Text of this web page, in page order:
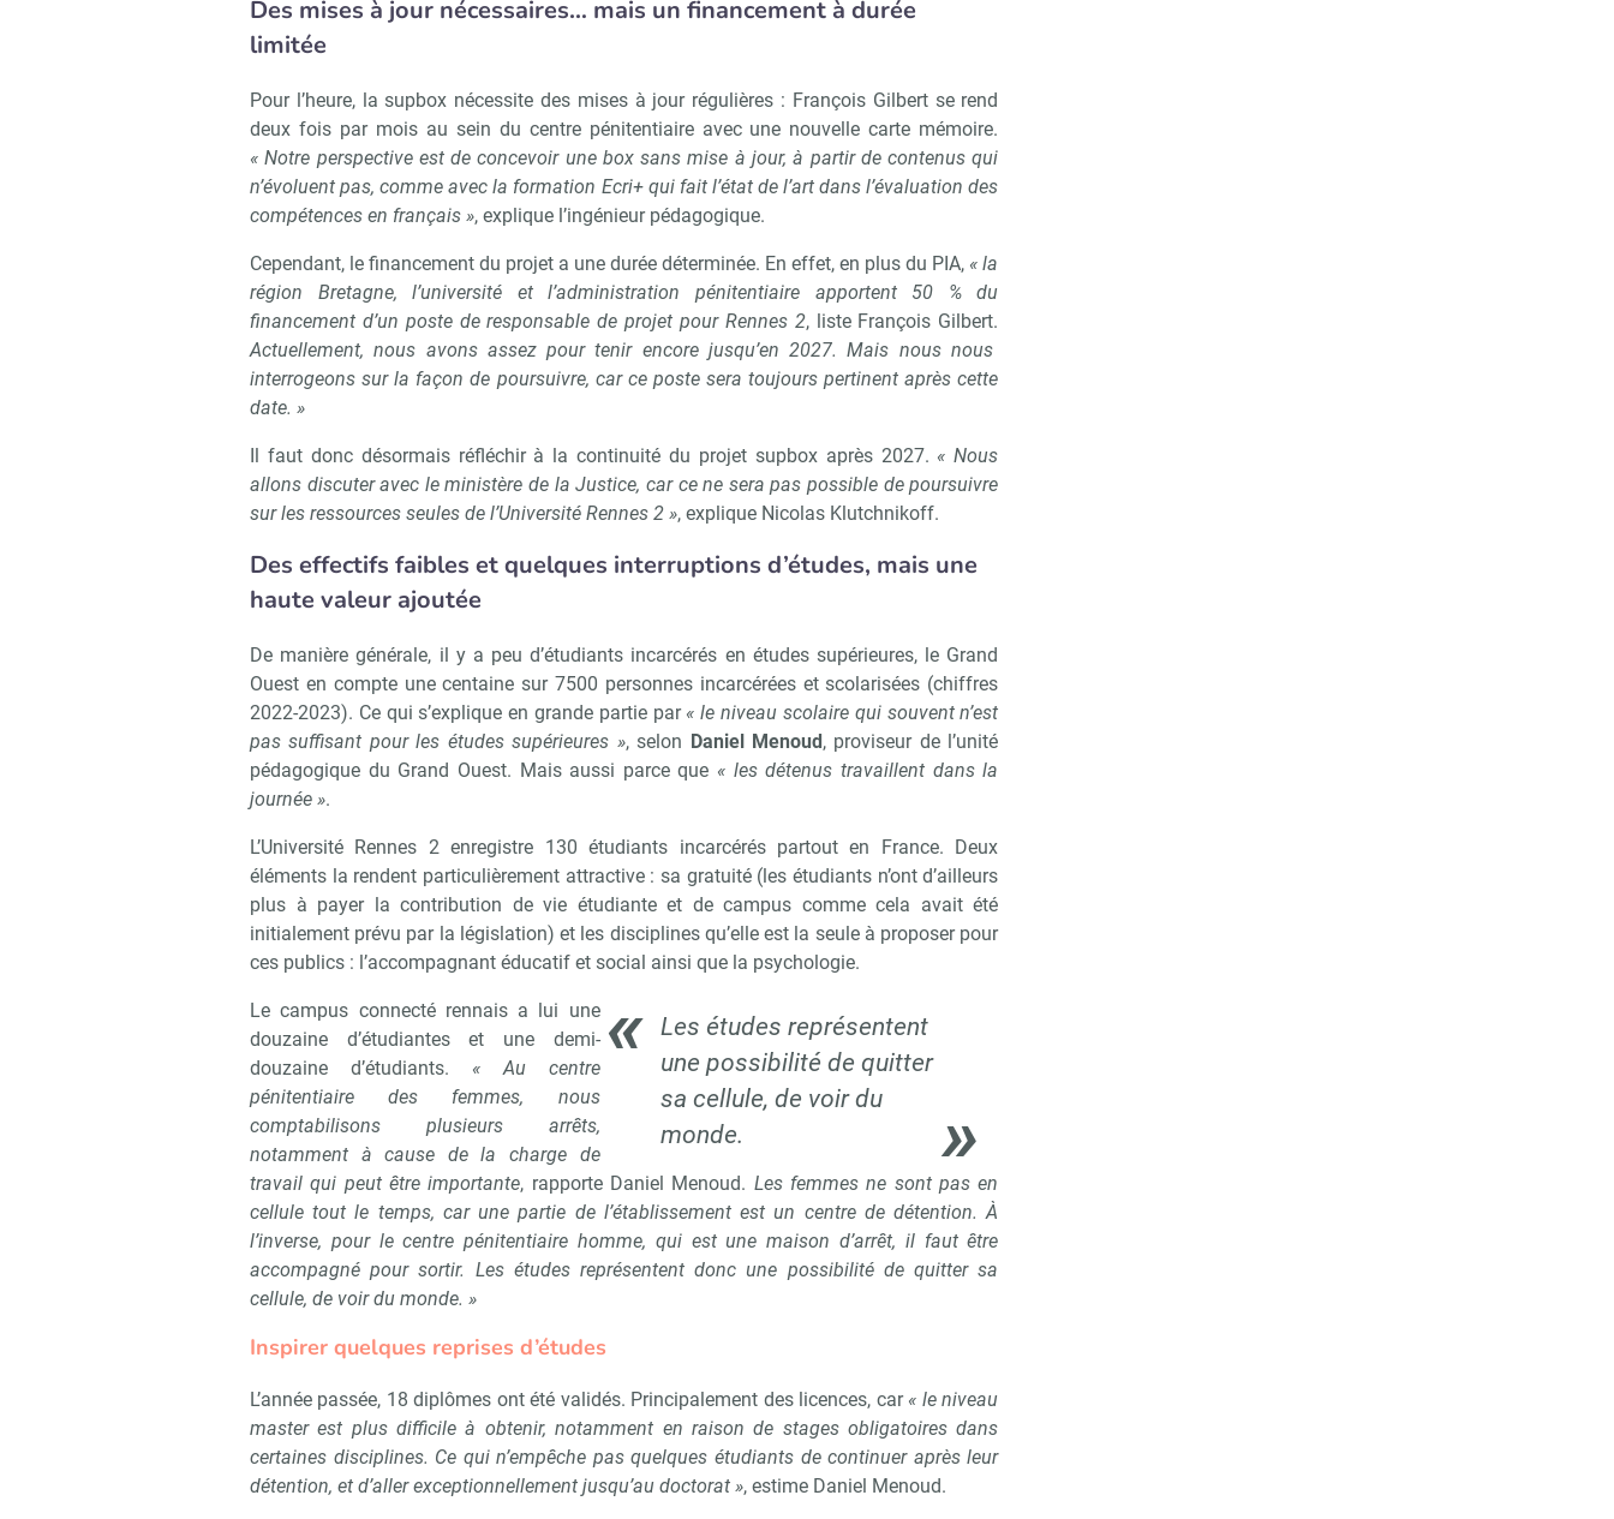
Des mises à jour nécessaires… mais un financement à durée
limitée
Pour l’heure, la supbox nécessite des mises à jour régulières : François Gilbert se rend
deux fois par mois au sein du centre pénitentiaire avec une nouvelle carte mémoire.
« Notre perspective est de concevoir une box sans mise à jour, à partir de contenus qui
n’évoluent pas, comme avec la formation Ecri+ qui fait l’état de l’art dans l’évaluation des
compétences en français », explique l’ingénieur pédagogique.
Cependant, le financement du projet a une durée déterminée. En effet, en plus du PIA, « la
région Bretagne, l’université et l’administration pénitentiaire apportent 50 % du
financement d’un poste de responsable de projet pour Rennes 2, liste François Gilbert.
Actuellement, nous avons assez pour tenir encore jusqu’en 2027. Mais nous nous
interrogeons sur la façon de poursuivre, car ce poste sera toujours pertinent après cette
date. »
Il faut donc désormais réfléchir à la continuité du projet supbox après 2027. « Nous
allons discuter avec le ministère de la Justice, car ce ne sera pas possible de poursuivre
sur les ressources seules de l’Université Rennes 2 », explique Nicolas Klutchnikoff.
Des effectifs faibles et quelques interruptions d’études, mais une
haute valeur ajoutée
De manière générale, il y a peu d’étudiants incarcérés en études supérieures, le Grand
Ouest en compte une centaine sur 7500 personnes incarcérées et scolarisées (chiffres
2022-2023). Ce qui s’explique en grande partie par « le niveau scolaire qui souvent n’est
pas suffisant pour les études supérieures », selon Daniel Menoud, proviseur de l’unité
pédagogique du Grand Ouest. Mais aussi parce que « les détenus travaillent dans la
journée ».
L’Université Rennes 2 enregistre 130 étudiants incarcérés partout en France. Deux
éléments la rendent particulièrement attractive : sa gratuité (les étudiants n’ont d’ailleurs
plus à payer la contribution de vie étudiante et de campus comme cela avait été
initialement prévu par la législation) et les disciplines qu’elle est la seule à proposer pour
ces publics : l’accompagnant éducatif et social ainsi que la psychologie.
Les études représentent
une possibilité de quitter
sa cellule, de voir du
monde.
Le campus connecté rennais a lui une
douzaine d’étudiantes et une demi-
douzaine d’étudiants. « Au centre
pénitentiaire des femmes, nous
comptabilisons plusieurs arrêts,
notamment à cause de la charge de
travail qui peut être importante, rapporte Daniel Menoud. Les femmes ne sont pas en
cellule tout le temps, car une partie de l’établissement est un centre de détention. À
l’inverse, pour le centre pénitentiaire homme, qui est une maison d’arrêt, il faut être
accompagné pour sortir. Les études représentent donc une possibilité de quitter sa
cellule, de voir du monde. »
Inspirer quelques reprises d’études
L’année passée, 18 diplômes ont été validés. Principalement des licences, car « le niveau
master est plus difficile à obtenir, notamment en raison de stages obligatoires dans
certaines disciplines. Ce qui n’empêche pas quelques étudiants de continuer après leur
détention, et d’aller exceptionnellement jusqu’au doctorat », estime Daniel Menoud.